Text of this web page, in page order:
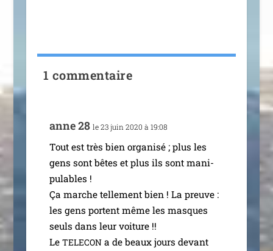
1 commentaire
anne 28 le 23 juin 2020 à 19:08
Tout est très bien orga­ni­sé ; plus les
gens sont bêtes et plus ils sont mani­
pu­lables !
Ça marche tel­le­ment bien ! La preuve :
les gens portent même les masques
seuls dans leur voi­ture !!
Le TELECONa de beaux jours devant